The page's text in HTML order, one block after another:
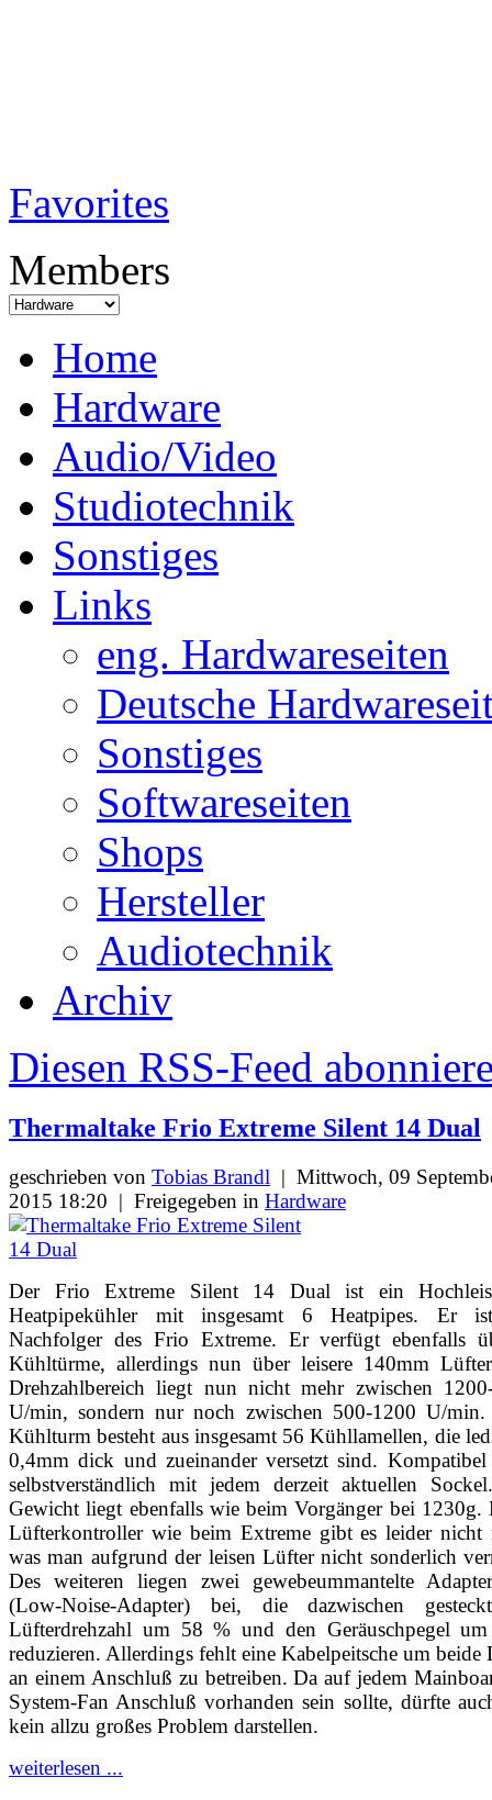
Favorites
Members
Home
Hardware
Audio/Video
Studiotechnik
Sonstiges
Links
eng. Hardwareseiten
Deutsche
Sonstiges
Softwareseiten
Shops
Hersteller
Audiotechnik
Archiv
Diesen RSS-Feed
Thermaltake Frio Extreme Silent 14 Dual
geschrieben von Tobias Brandl | Mittwoch, 09
2015 18:20 | Freigegeben in Hardware
Der Frio Extreme Silent 14 Dual ist ein
Heatpipekühler mit insgesamt 6 Heatpipes. Er
Nachfolger des Frio Extreme. Er verfügt ebenfalls
Kühltürme, allerdings nun über leisere 140mm
Drehzahlbereich liegt nun nicht mehr zwischen
U/min, sondern nur noch zwischen 500-1200 U/min.
Kühlturm besteht aus insgesamt 56 Kühllamellen, die
0,4mm dick und zueinander versetzt sind.
selbstverständlich mit jedem derzeit aktuellen
Gewicht liegt ebenfalls wie beim Vorgänger bei 1230g.
Lüfterkontroller wie beim Extreme gibt es leider nicht
was man aufgrund der leisen Lüfter nicht sonderlich
Des weiteren liegen zwei gewebeummantelte
(Low-Noise-Adapter) bei, die dazwischen
Lüfterdrehzahl um 58 % und den Geräuschpegel
reduzieren. Allerdings fehlt eine Kabelpeitsche um beide
an einem Anschluß zu betreiben. Da auf jedem
System-Fan Anschluß vorhanden sein sollte, dürfte
kein allzu großes Problem darstellen.
weiterlesen ...